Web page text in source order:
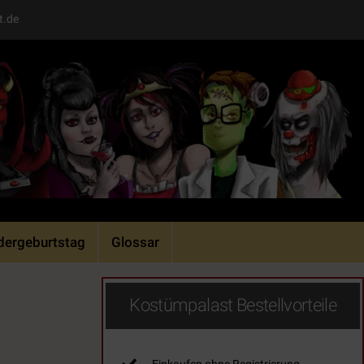
Glossar
Kostümpalast Bestellvorteile